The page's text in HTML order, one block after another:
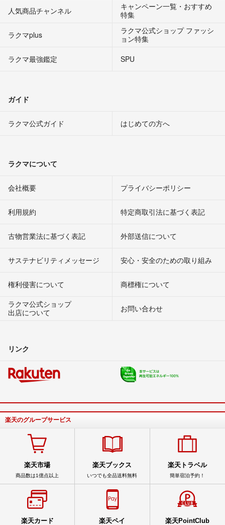
人気商品チャンネル
キャンペーン一覧・おすすめ
特集
ラクマplus
ラクマ公式ショップ ファッシ
ョン特集
ラクマ最強鑑定
SPU
ガイド
ラクマ公式ガイド はじめての方へ
ラクマについて
会社概要 プライバシーポリシー
利用規約 特定商取引法に基づく表記
古物営業法に基づく表記 外部送信について
サステナビリティメッセージ 安心・安全のための取り組み
権利侵害について
商標権について
ラクマ公式ショップ
出店について
お問い合わせ
リンク
楽天のグループサービス
楽天市場
商品数は1億点以上
楽天ブックス
いつでも全品送料無料
楽天トラベル
簡単宿泊予約！
楽天カード 楽天ペイ 楽天PointClub